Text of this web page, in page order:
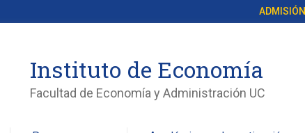
ADMISIÓN
Instituto de Economía
Facultad de Economía y Administración UC